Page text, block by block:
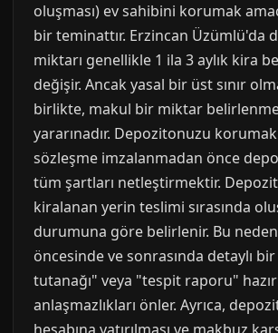
oluşması) ev sahibini korumak
bir teminattır. Erzincan Üzümlü'da
miktarı genellikle 1 ila 3 aylık kira
değişir. Ancak yasal bir üst sınır
birlikte, makul bir miktar
yararınadır. Depozitonuzu
sözleşme imzalanmadan önce
tüm şartları netleştirmektir.
kiralanan yerin teslimi sırasında
durumuna göre belirlenir. Bu
öncesinde ve sonrasında detaylı
tutanağı" veya "tespit raporu"
anlaşmazlıkları önler. Ayrıca,